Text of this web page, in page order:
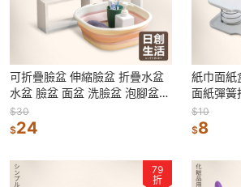
可折疊臉盆 伸縮臉盆 折疊水盆
水盆 臉盆 面盆 洗臉盆 泡腳盆
洗腳盆 洗手盆 洗菜盆 洗衣盆
$30
$24
紙巾面紙
面紙彈簧
彈簧 彈
托
$10
$8
79
折